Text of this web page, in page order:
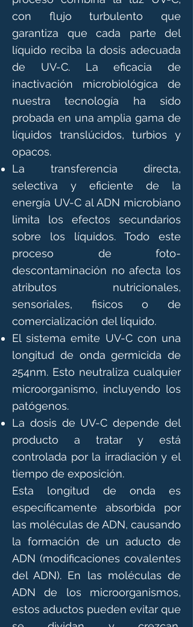
con flujo turbulento que
garantiza que cada parte del
líquido reciba la dosis adecuada
de UV-C. La eficacia de
inactivación microbiológica de
nuestra tecnología ha sido
probada en una amplia gama de
líquidos translúcidos, turbios y
opacos.
La transferencia directa,
selectiva y eficiente de la
energía UV-C al ADN microbiano
limita los efectos secundarios
sobre los líquidos. Todo este
proceso de foto-
descontaminación no afecta los
atributos nutricionales,
sensoriales, fisicos o de
comercialización del líquido.
El sistema emite UV-C con una
longitud de onda germicida de
254nm. Esto neutraliza cualquier
microorganismo, incluyendo los
patógenos.
La dosis de UV-C depende del
producto a tratar y está
controlada por la irradiación y el
tiempo de exposición.
Esta longitud de onda es
específicamente absorbida por
las moléculas de ADN, causando
la formación de un aducto de
ADN (modificaciones covalentes
del ADN). En las moléculas de
ADN de los microorganismos,
estos aductos pueden evitar que